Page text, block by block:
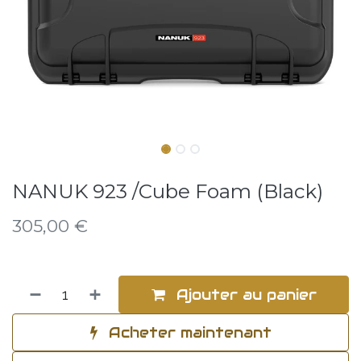
NANUK 923 /Cube Foam (Black)
305,00 €
Ajouter au panier
Acheter maintenant